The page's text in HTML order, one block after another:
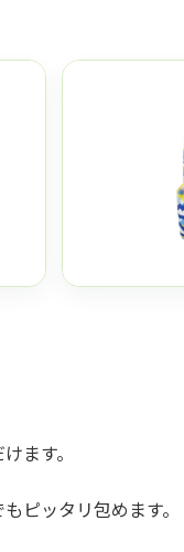
ます。
ピッタリ包めます。